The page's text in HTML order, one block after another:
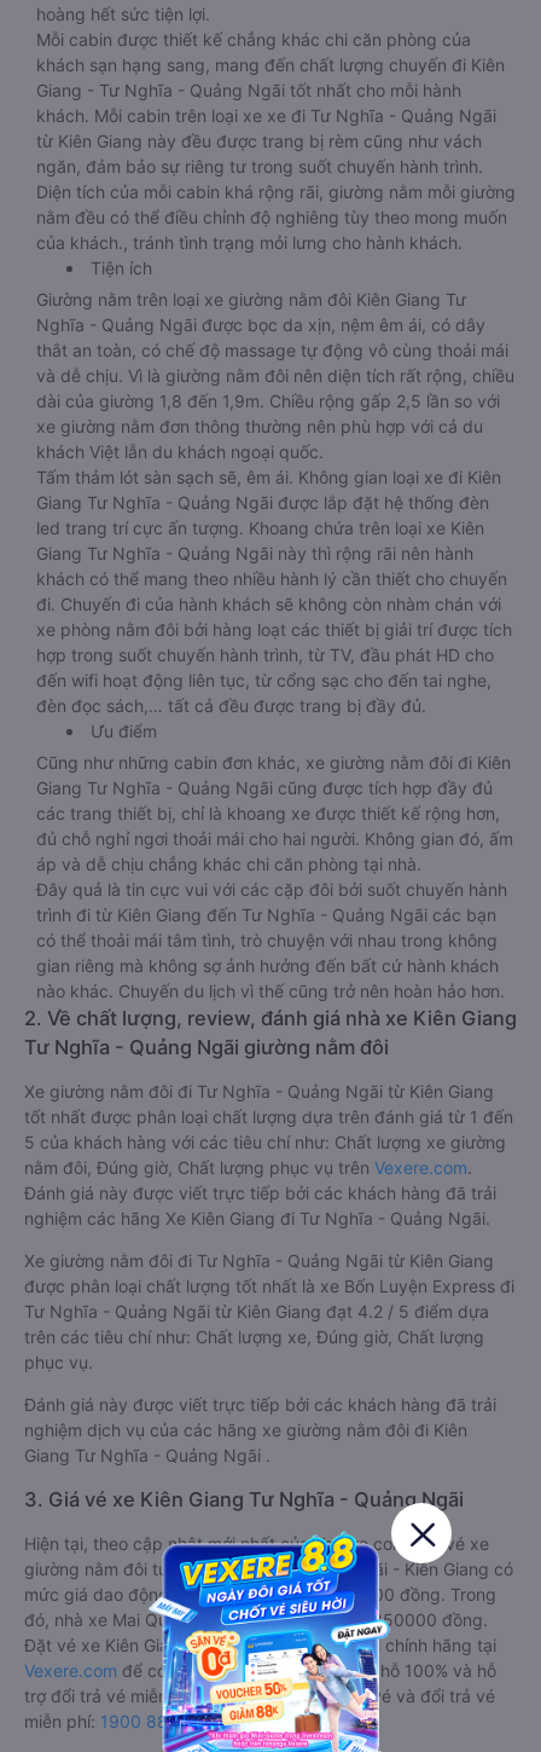
hoàng hết sức tiện lợi.
Mỗi cabin được thiết kế chẳng khác chi căn phòng của
khách sạn hạng sang, mang đến chất lượng chuyến đi Kiên
Giang - Tư Nghĩa - Quảng Ngãi tốt nhất cho mỗi hành
khách. Mỗi cabin trên loại xe xe đi Tư Nghĩa - Quảng Ngãi
từ Kiên Giang này đều được trang bị rèm cũng như vách
ngăn, đảm bảo sự riêng tư trong suốt chuyến hành trình.
Diện tích của mỗi cabin khá rộng rãi, giường nằm mỗi giường
nằm đều có thể điều chỉnh độ nghiêng tùy theo mong muốn
của khách., tránh tình trạng mỏi lưng cho hành khách.
Tiện ích
Giường nằm trên loại xe giường nằm đôi Kiên Giang Tư
Nghĩa - Quảng Ngãi được bọc da xịn, nệm êm ái, có dây
thắt an toàn, có chế độ massage tự động vô cùng thoải mái
và dễ chịu. Vì là giường nằm đôi nên diện tích rất rộng, chiều
dài của giường 1,8 đến 1,9m. Chiều rộng gấp 2,5 lần so với
xe giường nằm đơn thông thường nên phù hợp với cả du
khách Việt lẫn du khách ngoại quốc.
Tấm thảm lót sàn sạch sẽ, êm ái. Không gian loại xe đi Kiên
Giang Tư Nghĩa - Quảng Ngãi được lắp đặt hệ thống đèn
led trang trí cực ấn tượng. Khoang chứa trên loại xe Kiên
Giang Tư Nghĩa - Quảng Ngãi này thì rộng rãi nên hành
khách có thể mang theo nhiều hành lý cần thiết cho chuyến
đi. Chuyến đi của hành khách sẽ không còn nhàm chán với
xe phòng nằm đôi bởi hàng loạt các thiết bị giải trí được tích
hợp trong suốt chuyến hành trình, từ TV, đầu phát HD cho
đến wifi hoạt động liên tục, từ cổng sạc cho đến tai nghe,
đèn đọc sách,… tất cả đều được trang bị đầy đủ.
Ưu điểm
Cũng như những cabin đơn khác, xe giường nằm đôi đi Kiên
Giang Tư Nghĩa - Quảng Ngãi cũng được tích hợp đầy đủ
các trang thiết bị, chỉ là khoang xe được thiết kế rộng hơn,
đủ chỗ nghỉ ngơi thoải mái cho hai người. Không gian đó, ấm
áp và dễ chịu chẳng khác chi căn phòng tại nhà.
Đây quả là tin cực vui với các cặp đôi bởi suốt chuyến hành
trình đi từ Kiên Giang đến Tư Nghĩa - Quảng Ngãi các bạn
có thể thoải mái tâm tình, trò chuyện với nhau trong không
gian riêng mà không sợ ảnh hưởng đến bất cứ hành khách
nào khác. Chuyến du lịch vì thế cũng trở nên hoàn hảo hơn.
2. Về chất lượng, review, đánh giá nhà xe Kiên Giang
Tư Nghĩa - Quảng Ngãi giường nằm đôi
Xe giường nằm đôi đi Tư Nghĩa - Quảng Ngãi từ Kiên Giang
tốt nhất được phân loại chất lượng dựa trên đánh giá từ 1 đến
5 của khách hàng với các tiêu chí như: Chất lượng xe giường
nằm đôi, Đúng giờ, Chất lượng phục vụ trên Vexere.com.
Đánh giá này được viết trực tiếp bởi các khách hàng đã trải
nghiệm các hãng Xe Kiên Giang đi Tư Nghĩa - Quảng Ngãi.
Xe giường nằm đôi đi Tư Nghĩa - Quảng Ngãi từ Kiên Giang
được phân loại chất lượng tốt nhất là xe Bốn Luyện Express đi
Tư Nghĩa - Quảng Ngãi từ Kiên Giang đạt 4.2 / 5 điểm dựa
trên các tiêu chí như: Chất lượng xe, Đúng giờ, Chất lượng
phục vụ.
Đánh giá này được viết trực tiếp bởi các khách hàng đã trải
nghiệm dịch vụ của các hãng xe giường nằm đôi đi Kiên
Giang Tư Nghĩa - Quảng Ngãi .
3. Giá vé xe Kiên Giang Tư Nghĩa - Quảng Ngãi
Hiện tại, theo cập nhật mới nhất của Vexere.com, giá vé xe
giường nằm đôi tuyến Tư Nghĩa - Quảng Ngãi - Kiên Giang có
mức giá dao động từ 850000 đồng - 1150000 đồng. Trong
đó, nhà xe Mai Quyên có giá vé rẻ nhất, chỉ 850000 đồng.
Đặt vé xe Kiên Giang Tư Nghĩa - Quảng Ngãi chính hãng tại
Vexere.com để có giá rẻ nhất, đảm bảo giữ chỗ 100% và hỗ
trợ đổi trả vé miễn phí. Tổng đài tư vấn, đặt vé và đổi trả vé
miễn phí: 1900 888684.